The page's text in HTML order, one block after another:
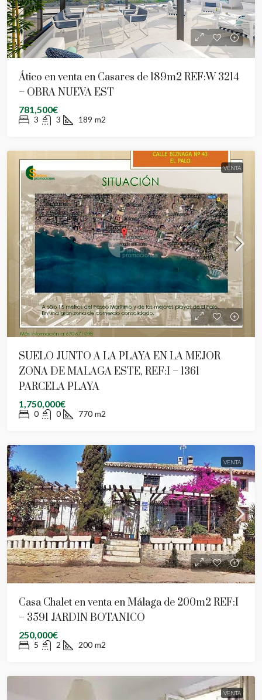
Ático en venta en Casares de 189m2 REF:W 3214
– OBRA NUEVA EST
781,500€
3 3 189 m2
VENTA
SUELO JUNTO A LA PLAYA EN LA MEJOR
ZONA DE MALAGA ESTE, REF:I – 1361
PARCELA PLAYA
1,750,000€
0 0 770 m2
VENTA
Casa Chalet en venta en Málaga de 200m2 REF:I
– 3591 JARDIN BOTANICO
250,000€
5 2 200 m2
VENTA